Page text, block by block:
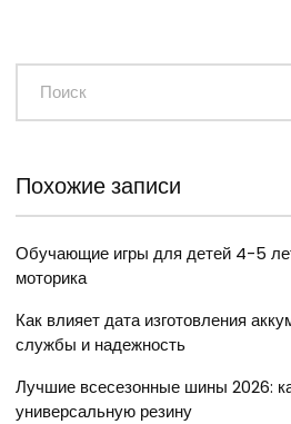
Похожие записи
Обучающие игры для детей 4-5
моторика
Как влияет дата изготовления
службы и надежность
Лучшие всесезонные шины 2026:
универсальную резину